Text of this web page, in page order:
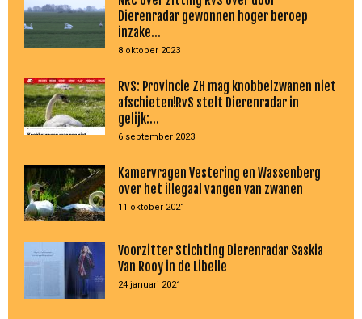
Dierenradar gewonnen hoger beroep
inzake...
8 oktober 2023
RvS: Provincie ZH mag knobbelzwanen niet
afschieten!RvS stelt Dierenradar in
gelijk:...
6 september 2023
Kamervragen Vestering en Wassenberg
over het illegaal vangen van zwanen
11 oktober 2021
Voorzitter Stichting Dierenradar Saskia
Van Rooy in de Libelle
24 januari 2021